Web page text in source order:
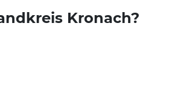
Kronach?